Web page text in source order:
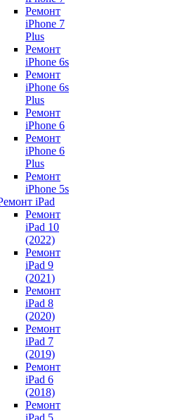
Ремонт
iPhone 7
Plus
Ремонт
iPhone 6s
Ремонт
iPhone 6s
Plus
Ремонт
iPhone 6
Ремонт
iPhone 6
Plus
Ремонт
iPhone 5s
iPad
Ремонт
iPad 10
(2022)
Ремонт
iPad 9
(2021)
Ремонт
iPad 8
(2020)
Ремонт
iPad 7
(2019)
Ремонт
iPad 6
(2018)
Ремонт
iPad 5